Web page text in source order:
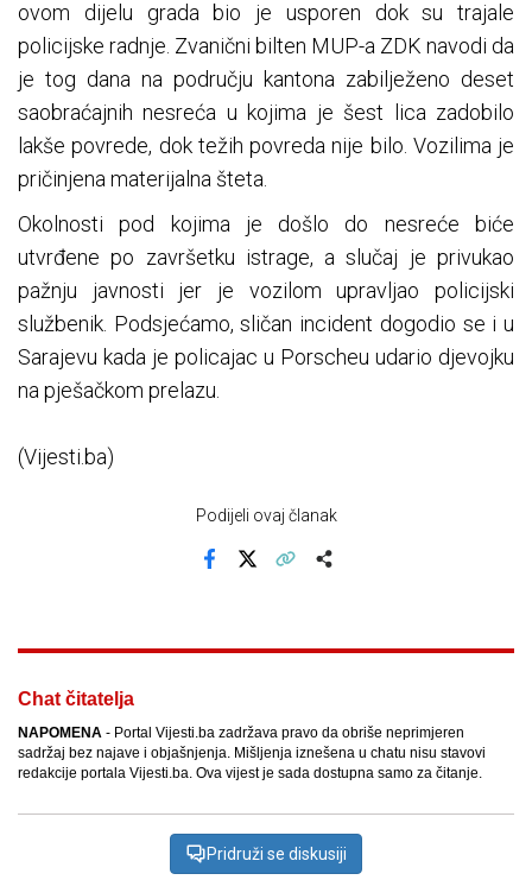
ovom dijelu grada bio je usporen dok su trajale
policijske radnje. Zvanični bilten MUP-a ZDK navodi da
je tog dana na području kantona zabilježeno deset
saobraćajnih nesreća u kojima je šest lica zadobilo
lakše povrede, dok težih povreda nije bilo. Vozilima je
pričinjena materijalna šteta.
Okolnosti pod kojima je došlo do nesreće biće
utvrđene po završetku istrage, a slučaj je privukao
pažnju javnosti jer je vozilom upravljao policijski
službenik. Podsjećamo, sličan incident dogodio se i u
Sarajevu kada je policajac u Porscheu udario djevojku
na pješačkom prelazu.
(Vijesti.ba)
Podijeli ovaj članak
Chat čitatelja
NAPOMENA - Portal Vijesti.ba zadržava pravo da obriše neprimjeren
sadržaj bez najave i objašnjenja. Mišljenja iznešena u chatu nisu stavovi
redakcije portala Vijesti.ba. Ova vijest je sada dostupna samo za čitanje.
Pridruži se diskusiji